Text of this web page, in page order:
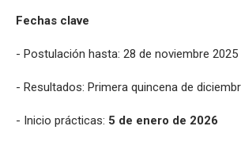
Fechas clave
- Postulación hasta: 28 de noviembre 2025
- Resultados: Primera quincena de
- Inicio prácticas: 5 de enero de 2026